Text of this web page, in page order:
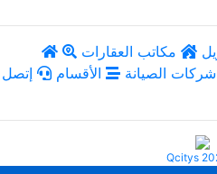
مكاتب العقارات
شركات الصيانة الأقسام
إتصل
Qcitys